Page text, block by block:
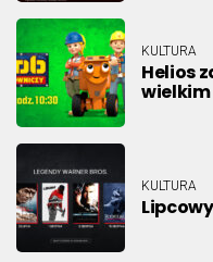
KULTURA
Helios
KULTURA